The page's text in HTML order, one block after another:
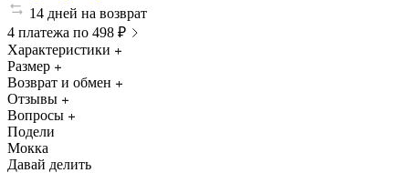
14 дней на возврат
4 платежа по 498 ₽
Характеристики
Размер
Возврат и обмен
Отзывы
Вопросы
Подели
Мокка
Давай делить